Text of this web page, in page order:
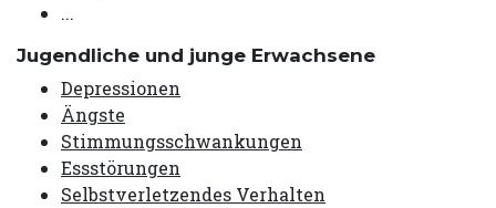
...
Jugendliche und junge Erwachsene
Depressionen
Ängste
Stimmungsschwankungen
Essstörungen
Selbstverletzendes Verhalten